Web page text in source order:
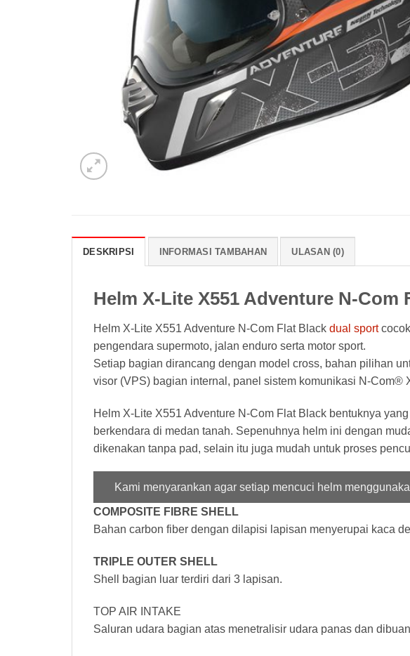
DESKRIPSI INFORMASI TAMBAHAN ULASAN (0)
Helm X-Lite X551 Adventure N-Com
Helm X-Lite X551 Adventure N-Com Flat Black dual sport
pengendara supermoto, jalan enduro serta motor sport.
Setiap bagian dirancang dengan model cross, bahan pilihan
visor (VPS) bagian internal, panel sistem komunikasi N-Com®
Helm X-Lite X551 Adventure N-Com Flat Black bentuknya
berkendara di medan tanah. Sepenuhnya helm ini dengan
dikenakan tanpa pad, selain itu juga mudah untuk proses
Kami menyarankan agar setiap mencuci helm
COMPOSITE FIBRE SHELL
Bahan carbon fiber dengan dilapisi lapisan menyerupai kaca
TRIPLE OUTER SHELL
Shell bagian luar terdiri dari 3 lapisan.
TOP AIR INTAKE
Saluran udara bagian atas menetralisir udara panas dan